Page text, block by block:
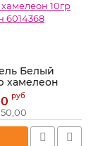
Белый
хамелеон
6014368
руб
50,00